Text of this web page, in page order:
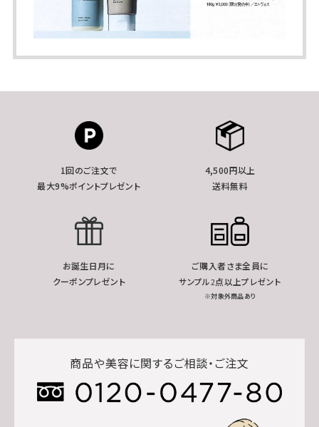
1回のご注文で
最大9%ポイントプレゼント
4,500円以上
送料無料
お誕生日月に
クーポンプレゼント
ご購入者さま全員に
サンプル2点以上プレゼント
※対象外商品あり
商品や美容に関するご相談・ご注文